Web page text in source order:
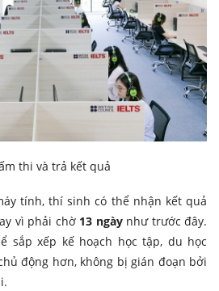
thi và trả kết quả
tính, thí sinh có thể nhận kết quả
vì phải chờ 13 ngàynhư trước đây.
sắp xếp kế hoạch học tập, du học
động hơn, không bị gián đoạn bởi